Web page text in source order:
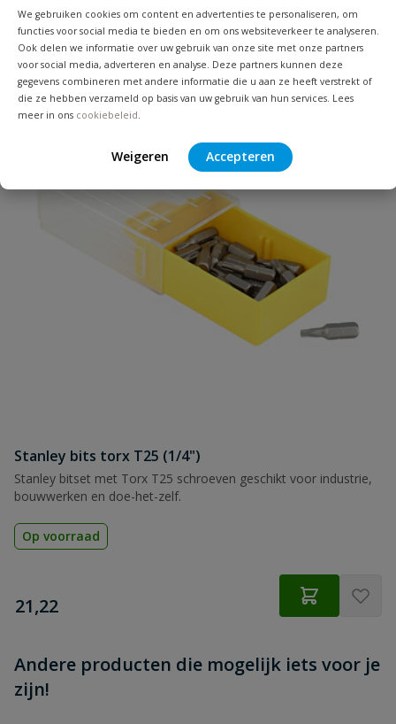
We gebruiken cookies om content en advertenties te personaliseren, om
functies voor social media te bieden en om ons websiteverkeer te analyseren.
Ook delen we informatie over uw gebruik van onze site met onze partners
voor social media, adverteren en analyse. Deze partners kunnen deze
gegevens combineren met andere informatie die u aan ze heeft verstrekt of
die ze hebben verzameld op basis van uw gebruik van hun services. Lees
meer in ons cookiebeleid.
Weigeren Accepteren
Je beoordeelt:Wera bit-grootverpakking Torx
Uw waardering:
Beoordeling versturen
Stanley bits torx T25 (1/4")
Stanley bitset met Torx T25 schroeven geschikt voor industrie,
bouwwerken en doe-het-zelf.
Op voorraad
€
21,22
Andere producten die mogelijk iets voor je
zijn!